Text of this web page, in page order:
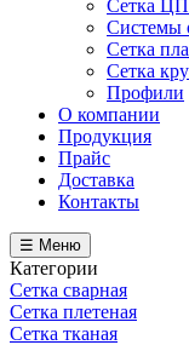
Сетка
Системы
Сетка
Сетка
Профили
О компании
Продукция
Прайс
Доставка
Контакты
☰ Меню
Категории
Сетка сварная
Сетка плетеная
Сетка тканая